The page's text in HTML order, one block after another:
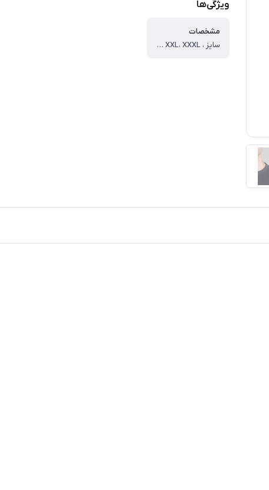
ویژگی‌ها
مشخصات
سایز ، XL، XXL، XXXL ، آستین ، بلند ، جنس ، اسپان ، رنگ ، نوک مدادی ، یقه ، گرد ، طرح پارچه ، ساده ، نوع ، بلوز ، جنس داخلی ، خار خورده ، سایز مدل ، دو ایکس لارج ، سایز ایکس لارج ، دور سینه=104 قد=68 آستین=59 ، سایز دو ایکس لارج ، دور سینه=110 قد=70 آستین=63 ، سایز سه ایکس لارج ، دور سینه=116 قد=74 آستین=65